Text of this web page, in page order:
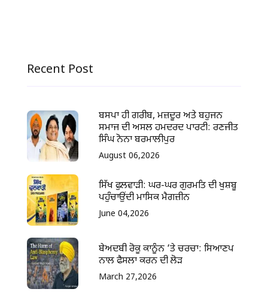
Recent Post
ਬਸਪਾ ਹੀ ਗਰੀਬ, ਮਜ਼ਦੂਰ ਅਤੇ ਬਹੁਜਨ
ਸਮਾਜ ਦੀ ਅਸਲ ਹਮਦਰਦ ਪਾਰਟੀ: ਰਣਜੀਤ
ਸਿੰਘ ਨੋਨਾ ਬਰਮਾਲੀਪੁਰ
August 06,2026
ਸਿੱਖ ਫੁਲਵਾੜੀ: ਘਰ-ਘਰ ਗੁਰਮਤਿ ਦੀ ਖੁਸ਼ਬੂ
ਪਹੁੰਚਾਉਂਦੀ ਮਾਸਿਕ ਮੈਗਜ਼ੀਨ
June 04,2026
ਬੇਅਦਬੀ ਰੋਕੂ ਕਾਨੂੰਨ ‘ਤੇ ਚਰਚਾ: ਸਿਆਣਪ
ਨਾਲ ਫੈਸਲਾ ਕਰਨ ਦੀ ਲੋੜ
March 27,2026